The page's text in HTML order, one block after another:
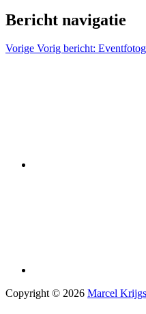
Bericht navigatie
Vorige Vorig bericht:
Copyright © 2026 Marcel